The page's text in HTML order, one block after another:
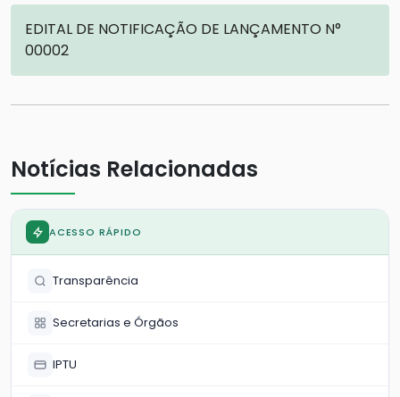
EDITAL DE NOTIFICAÇÃO DE LANÇAMENTO N°
00002
Notícias Relacionadas
ACESSO RÁPIDO
Transparência
Secretarias e Órgãos
IPTU